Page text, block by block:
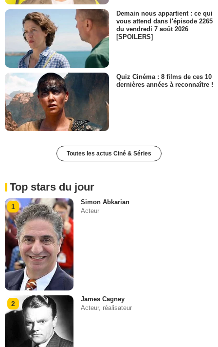
Demain nous appartient : ce qui
vous attend dans l'épisode 2265
du vendredi 7 août 2026
[SPOILERS]
Quiz Cinéma : 8 films de ces 10
dernières années à reconnaître !
Toutes les actus Ciné & Séries
Top stars du jour
1
Simon Abkarian
Acteur
2
James Cagney
Acteur, réalisateur